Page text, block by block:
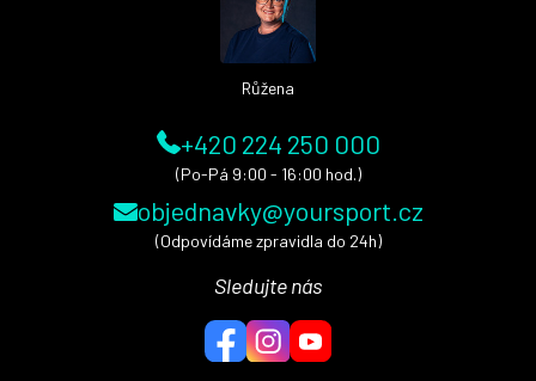
Růžena
+420 224 250 000
(Po-Pá 9:00 - 16:00 hod.)
objednavky@yoursport.cz
(Odpovídáme zpravidla do 24h)
Sledujte nás